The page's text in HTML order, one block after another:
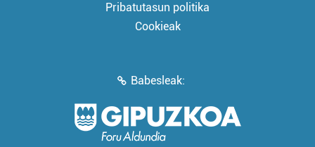
Pribatutasun politika
Cookieak
Babesleak: